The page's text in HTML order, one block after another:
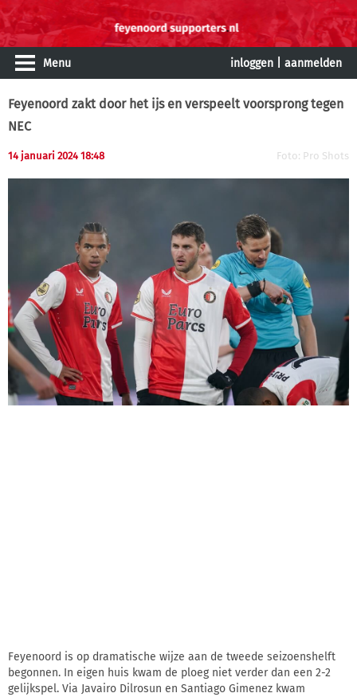
Menu inloggen aanmelden
Feyenoord zakt door het ijs en verspeelt voorsprong tegen
NEC
14 januari 2024 18:48 Foto: Pro Shots
Feyenoord is op dramatische wijze aan de tweede seizoenshelft
begonnen. In eigen huis kwam de ploeg niet verder dan een 2-2
gelijkspel. Via Javairo Dilrosun en Santiago Gimenez kwam